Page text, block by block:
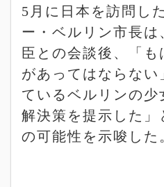
5 月に日本を訪問し
ー・ベルリン市長は
臣との会談後、「
があってはならない
ているベルリンの少
解決策を提示した」
の可能性を示唆した